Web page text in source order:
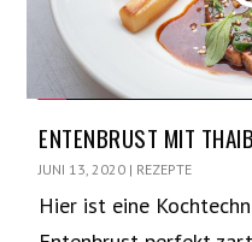
ENTENBRUST MIT
JUNI 13, 2020 | REZEPTE
Hier ist eine